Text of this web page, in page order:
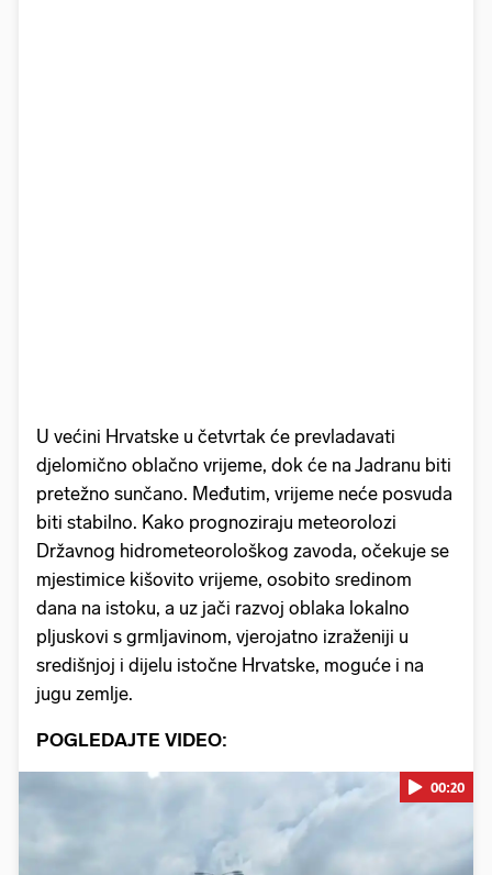
U većini Hrvatske u četvrtak će prevladavati
djelomično oblačno vrijeme, dok će na Jadranu biti
pretežno sunčano. Međutim, vrijeme neće posvuda
biti stabilno. Kako prognoziraju meteorolozi
Državnog hidrometeorološkog zavoda, očekuje se
mjestimice kišovito vrijeme, osobito sredinom
dana na istoku, a uz jači razvoj oblaka lokalno
pljuskovi s grmljavinom, vjerojatno izraženiji u
središnjoj i dijelu istočne Hrvatske, moguće i na
jugu zemlje.
POGLEDAJTE VIDEO:
00:20